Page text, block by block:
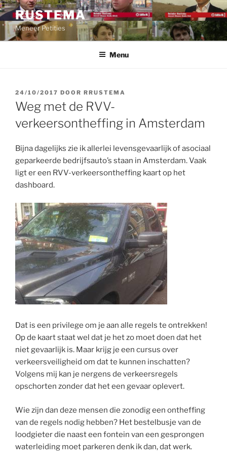
Ga
naar
inhoud
RUSTEMA
Meneer Petities
Menu
GEPLAATST
OP
24/10/2017 DOOR RRUSTEMA
Weg met de RVV-
verkeersontheffing in Amsterdam
Bijna dagelijks zie ik allerlei levensgevaarlijk of asociaal
geparkeerde bedrijfsauto’s staan in Amsterdam. Vaak
ligt er een RVV-verkeersontheffing kaart op het
dashboard.
Dat is een privilege om je aan alle regels te ontrekken!
Op de kaart staat wel dat je het zo moet doen dat het
niet gevaarlijk is. Maar krijg je een cursus over
verkeersveiligheid om dat te kunnen inschatten?
Volgens mij kan je nergens de verkeersregels
opschorten zonder dat het een gevaar oplevert.
Wie zijn dan deze mensen die zonodig een ontheffing
van de regels nodig hebben? Het bestelbusje van de
loodgieter die naast een fontein van een gesprongen
waterleiding moet parkeren denk ik dan, dat werk.